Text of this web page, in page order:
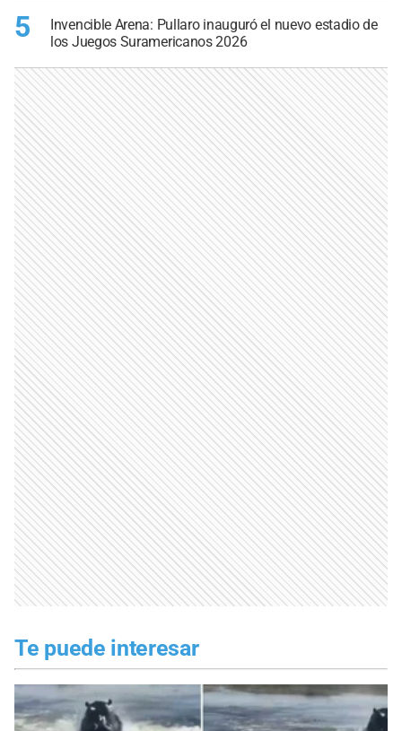
5
Invencible Arena: Pullaro inauguró el nuevo estadio de
los Juegos Suramericanos 2026
Te puede interesar